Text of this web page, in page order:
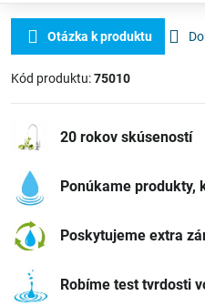
Otázka k produktu
Kód produktu:75010
20 rokov skúseností
Ponúkame produkty,
Poskytujeme extra
Robíme test tvrdosti